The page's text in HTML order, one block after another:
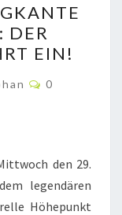
DER
EIN!
Kommentare
0
den 29.
legendären
Höhepunkt